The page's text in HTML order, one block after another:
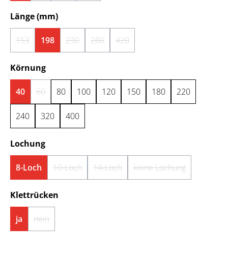
Länge (mm)auswählen
153(Diese Option ist zurzeit nicht verfügbar.)
198 230(Diese Option ist zurzeit nicht verfügbar.)
280(Diese Option ist zurzeit nicht verfügbar.)
420(Diese Option ist zurzeit nicht
Körnungauswählen
40 60(Diese Option ist zurzeit nicht verfügbar.)
80 100 120 150 180 220
240 320 400
Lochungauswählen
8-Loch 10-Loch(Diese Option ist zurzeit nicht verfügbar.)
14-Loch(Diese Option ist zurzeit nicht
keine Lochung(Diese Option ist
Klettrücken
ja nein(Diese Option ist zurzeit nicht verfügbar.)